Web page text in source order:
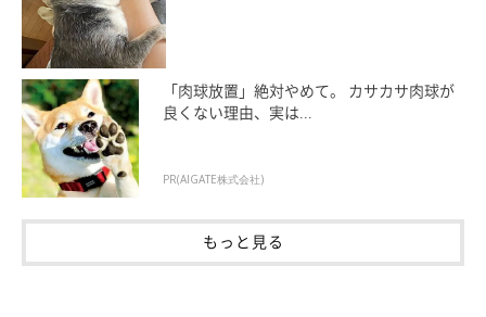
取材時、もち吉くんは1才2カ月になりました。子犬時代から変わ
らずやんちゃで、マイペースな性格のコだといいます。
たとえば、「遊んで〜」とボールをくわえてきたのに投げると取
りに行かなかったり、家の中を走り回っていたかと思えば寝息を
立てていたり。
仕事から帰宅した飼い主さんをしっぽを振って歓迎していたかと
思いきや、無心で体をかき始めたり……ということもあるのだと
「肉球放置」絶対やめて。 カサカサ肉球が
良くない理由、実は...
PR(AIGATE株式会社)
もっと見る